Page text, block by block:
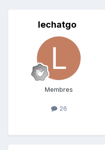
lechatgo
Membres
26